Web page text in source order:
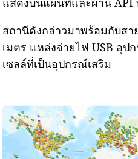
สถานีดังกล่าวมาพร้อมกับส
เมตร แหล่งจ่ายไฟ USB อุ
เซลล์ที่เป็นอุปกรณ์เสริม